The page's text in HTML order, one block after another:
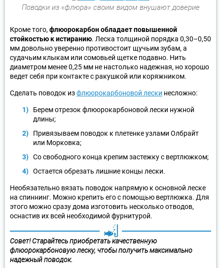
Поводки из «флюра» своим видом внушают доверие
Кроме того, флюорокарбон обладает повышенной
стойкостью к истиранию. Леска толщиной порядка 0,30–0,50
мм довольно уверенно противостоит щучьим зубам, а
судачьим клыкам или сомовьей щетке подавно. Нить
диаметром менее 0,25 мм не настолько надежная, но хорошо
ведет себя при контакте с ракушкой или коряжником.
Сделать поводок изфлюорокарбоновой лески несложно:
Берем отрезок флюорокарбоновой лески нужной
длины;
Привязываем поводок к плетенке узлами Олбрайт
или Морковка;
Со свободного конца крепим застежку с вертлюжком;
Остается обрезать лишние концы лески.
Необязательно вязать поводок напрямую к основной леске
на спиннинг. Можно крепить его с помощью вертлюжка. Для
этого можно сразу дома изготовить несколько отводов,
оснастив их всей необходимой фурнитурой.
Совет! Старайтесь приобретать качественную
флюорокарбоновую леску, чтобы получить максимально
надежный поводок.